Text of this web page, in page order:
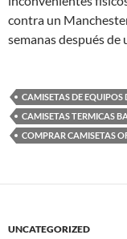
contra un
semanas después
CAMISETAS DE EQUIPOS
CAMISETAS TERMICAS
COMPRAR CAMISETAS
UNCATEGORIZED